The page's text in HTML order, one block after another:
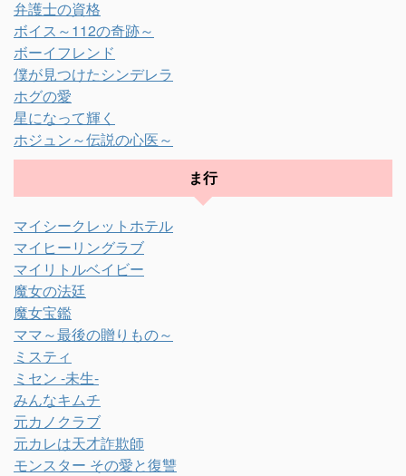
弁護士の資格
ボイス～112の奇跡～
ボーイフレンド
僕が見つけたシンデレラ
ホグの愛
星になって輝く
ホジュン～伝説の心医～
ま行
マイシークレットホテル
マイヒーリングラブ
マイリトルベイビー
魔女の法廷
魔女宝鑑
ママ～最後の贈りもの～
ミスティ
ミセン -未生-
みんなキムチ
元カノクラブ
元カレは天才詐欺師
モンスター その愛と復讐